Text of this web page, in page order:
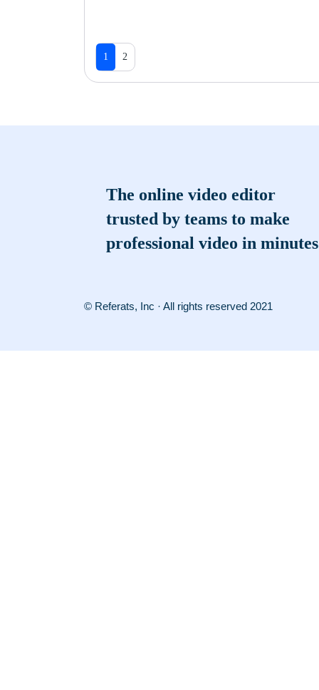
1 2
The online video editor
trusted by teams to make
professional video in minutes
© Referats, Inc · All rights reserved 2021